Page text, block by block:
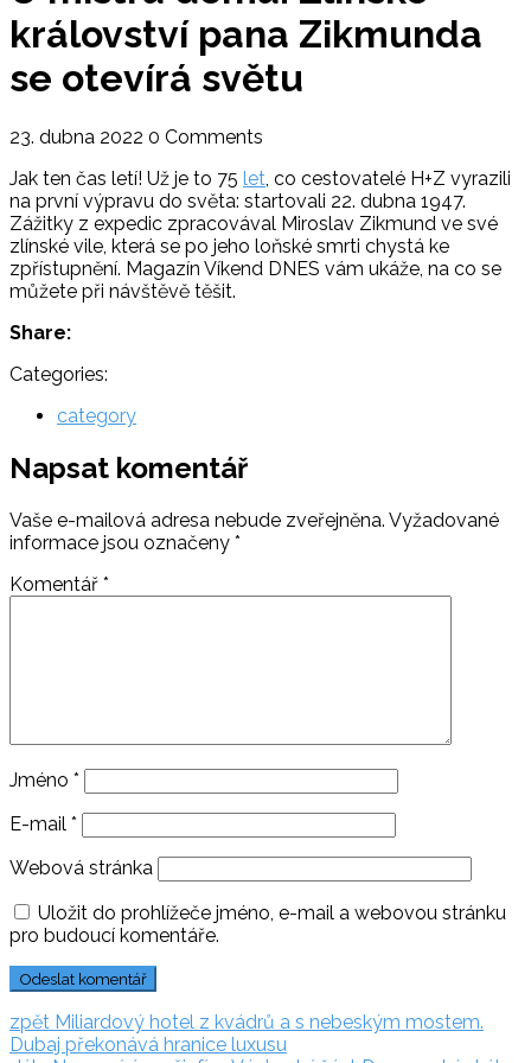
království pana Zikmunda
se otevírá světu
23. dubna 2022 0 Comments
Jak ten čas letí! Už je to 75 let, co cestovatelé H+Z vyrazili
na první výpravu do světa: startovali 22. dubna 1947.
Zážitky z expedic zpracovával Miroslav Zikmund ve své
zlínské vile, která se po jeho loňské smrti chystá ke
zpřístupnění. Magazín Víkend DNES vám ukáže, na co se
můžete při návštěvě těšit.
Share:
Categories:
category
Napsat komentář
Vaše e-mailová adresa nebude zveřejněna. Vyžadované
informace jsou označeny *
Komentář *
Jméno *
E-mail *
Webová stránka
Uložit do prohlížeče jméno, e-mail a webovou stránku
pro budoucí komentáře.
Navigace
zpět zpět:
Miliardový hotel z kvádrů a s nebeským mostem.
Dubaj překonává hranice luxusu